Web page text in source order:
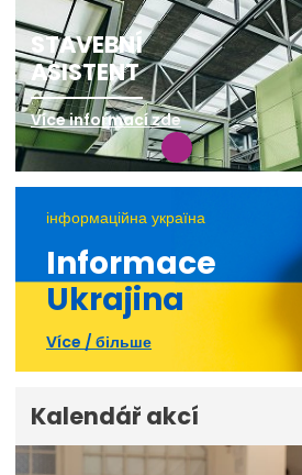
STAVEBNÍ
ASISTENT
Více informací zde
інформаційна україна
Informace
Ukrajina
Více / більше
Kalendář akcí